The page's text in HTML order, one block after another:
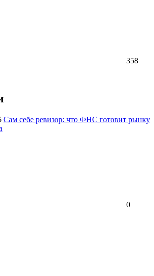
358
Сам себе ревизор: что ФНС готовит рынку
0